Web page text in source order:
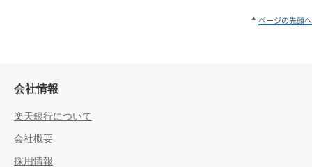
ページの先頭へ
会社情報
楽天銀行について
会社概要
採用情報